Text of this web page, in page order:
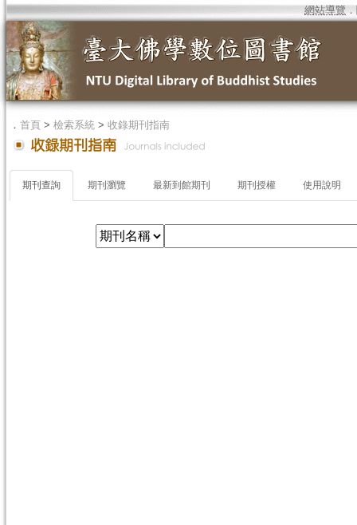
網站導覽 ．
． 首頁 > 檢索系統 > 收錄期刊指南
期刊查詢 期刊瀏覽 最新到館期刊 期刊授權 使用說明